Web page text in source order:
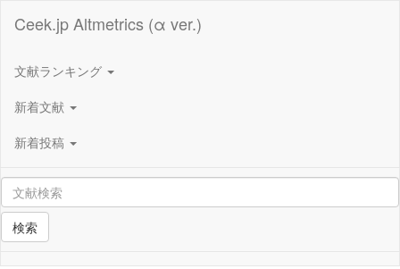
Ceek.jp Altmetrics (α ver.)
文献ランキング
新着文献
新着投稿
検索